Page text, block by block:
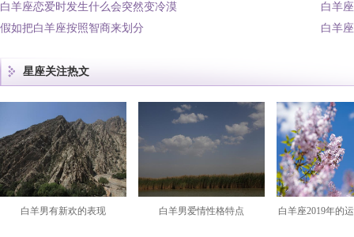
白羊座恋爱时发生什么会突然变冷漠
假如把白羊座按照智商来划分
白羊
白羊
星座关注热文
白羊男有新欢的表现 白羊男爱情性格特点 白羊座2019年的